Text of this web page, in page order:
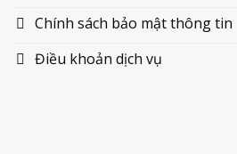
Chính sách bảo mật thông tin
Điều khoản dịch vụ